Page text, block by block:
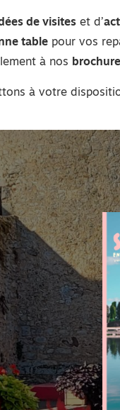
de visites et d’
table pour vos
à nos
à votre